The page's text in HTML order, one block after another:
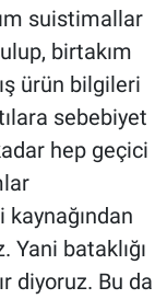
suistimallar
birtakım
ürün bilgileri
sebebiyet
hep geçici
kaynağından
bataklığı
diyoruz. Bu da